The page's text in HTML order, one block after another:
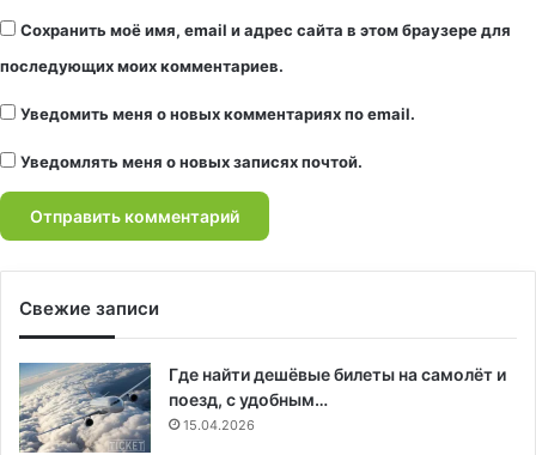
Сохранить моё имя, email и адрес сайта в этом браузере для
последующих моих комментариев.
Уведомить меня о новых комментариях по email.
Уведомлять меня о новых записях почтой.
Свежие записи
Где найти дешёвые билеты на самолёт и
поезд, с удобным…
15.04.2026